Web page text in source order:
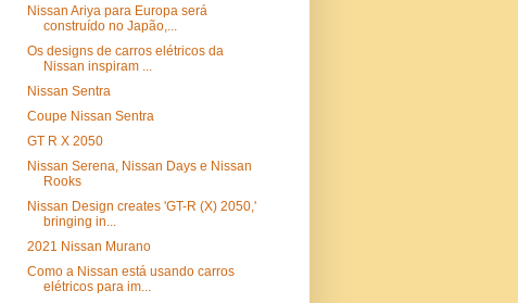
Nissan Ariya para Europa será
construído no Japão,...
Os designs de carros elétricos da
Nissan inspiram ...
Nissan Sentra
Coupe Nissan Sentra
GT R X 2050
Nissan Serena, Nissan Days e Nissan
Rooks
Nissan Design creates 'GT-R (X) 2050,'
bringing in...
2021 Nissan Murano
Como a Nissan está usando carros
elétricos para im...